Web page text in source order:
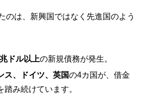
のは、新興国ではなく先進国のよう
ドル以上の新規債務が発生。
ス、ドイツ、英国の4カ国が、借金
み続けています。